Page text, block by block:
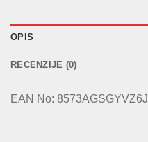
OPIS
RECENZIJE (0)
EAN No: 8573AGSGYVZ6J